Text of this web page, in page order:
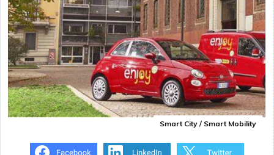
Smart City / Smart Mobility